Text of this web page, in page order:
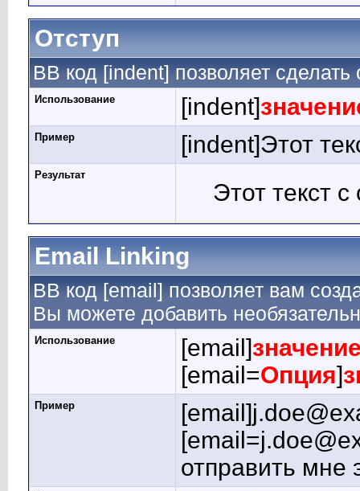
Отступ
BB код [indent] позволяет сделать
Использование [indent]
Пример [indent]Этот
Результат
Этот текст с
Email Linking
BB код [email] позволяет вам
Вы можете добавить
Использование [email]
[email=Опция]
Пример
отправить мне